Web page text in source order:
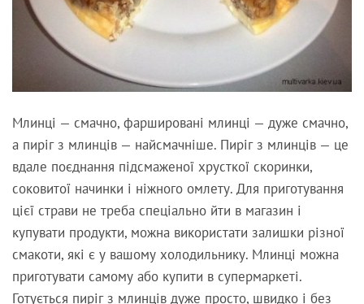
Млинці — смачно, фаршировані млинці — дуже смачно,
а пиріг з млинців — найсмачніше. Пиріг з млинців — це
вдале поєднання підсмаженої хрусткої скоринки,
соковитої начинки і ніжного омлету. Для приготування
цієї страви не треба спеціально йти в магазин і
купувати продукти, можна використати залишки різної
смакоти, які є у вашому холодильнику. Млинці можна
приготувати самому або купити в супермаркеті.
Готується пиріг з млинців дуже просто, швидко і без